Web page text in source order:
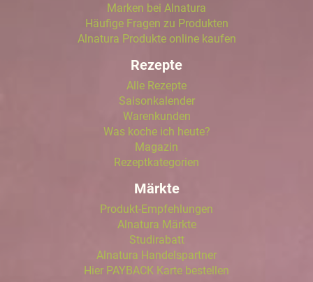
Marken bei Alnatura
Häufige Fragen zu Produkten
Alnatura Produkte online kaufen
Rezepte
Alle Rezepte
Saisonkalender
Warenkunden
Was koche ich heute?
Magazin
Rezeptkategorien
Märkte
Produkt-Empfehlungen
Alnatura Märkte
Studirabatt
Alnatura Handelspartner
Hier PAYBACK Karte bestellen